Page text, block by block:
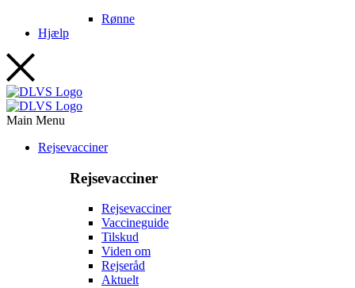
Rønne
Hjælp
Main Menu
Rejsevacciner
Rejsevacciner
Rejsevacciner
Vaccineguide
Tilskud
Viden om
Rejseråd
Aktuelt